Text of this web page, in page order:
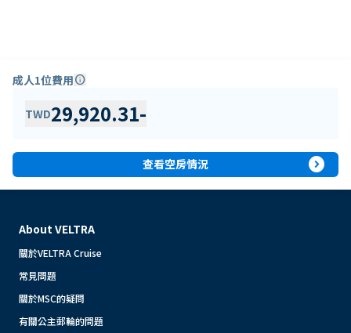
成人1位費用info
TWD29,920.31-
查看空房情況 expand_circle_right
About VELTRA
關於VELTRA Cruise
常見問題
關於MSC的疑問
有關公主郵輪的問題